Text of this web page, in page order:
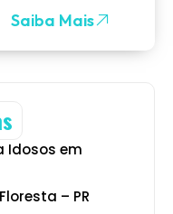
Idosos em
– PR
Saiba Mais